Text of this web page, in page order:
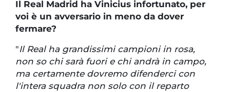
Il Real Madrid ha Vinicius infortunato, per
voi è un avversario in meno da dover
fermare?
"Il Real ha grandissimi campioni in rosa,
non so chi sarà fuori e chi andrà in campo,
ma certamente dovremo difenderci con
l'intera squadra non solo con il reparto